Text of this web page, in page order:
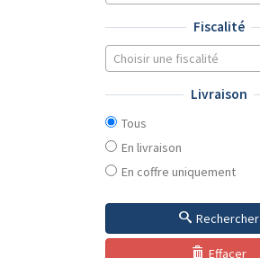
Fiscalité
Choisir une fiscalité
Livraison
Tous
En livraison
En coffre uniquement
Rechercher
Effacer